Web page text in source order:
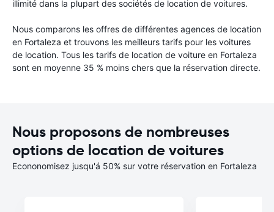
illimité dans la plupart des sociétés de location de voitures.
Nous comparons les offres de différentes agences de location
en Fortaleza et trouvons les meilleurs tarifs pour les voitures
de location. Tous les tarifs de location de voiture en Fortaleza
sont en moyenne 35 % moins chers que la réservation directe.
Nous proposons de nombreuses
options de location de voitures
Econonomisez jusqu'á 50% sur votre réservation en Fortaleza